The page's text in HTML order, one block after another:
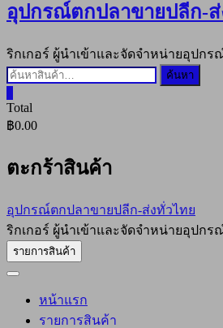
อุปกรณ์ตกปลาขายปลีก-ส่
ริกเกอร์ ผู้นำเข้าและจัดจำหน่ายอุปก
ค้นหา:
ค้นหา
Total
฿0.00
ตะกร้าสินค้า
อุปกรณ์ตกปลาขายปลีก-ส่งทั่วไทย
ริกเกอร์ ผู้นำเข้าและจัดจำหน่ายอุปก
รายการสินค้า
หน้าแรก
รายการสินค้า